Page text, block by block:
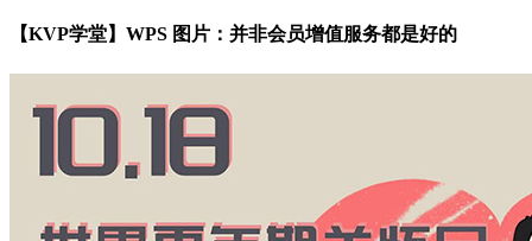
【KVP学堂】WPS 图片：并非会员增值服务都是好的